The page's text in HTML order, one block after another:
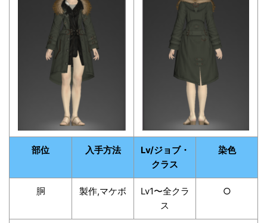
部位 入手方法
Lv/ジョブ・
クラス
染色
胴 製作,マケボ
Lv1〜全クラ
ス
○